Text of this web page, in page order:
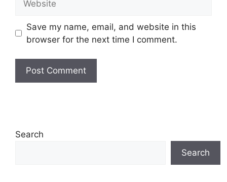
Save my name, email, and website in this
browser for the next time I comment.
Search
Search